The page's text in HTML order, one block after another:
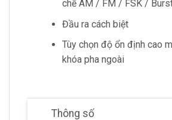
chế AM / FM / FSK /
Đầu ra cách biệt
Tùy chọn độ ổn định cao
khóa pha ngoài
Thông số